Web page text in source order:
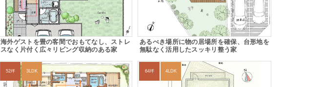
海外ゲストを畳の客間でおもてなし、ストレ
スなく片付く広々リビング収納のある家
あるべき場所に物の居場所を確保、台形地を
無駄なく活用したスッキリ整う家
52坪 3LDK 64坪 4LDK